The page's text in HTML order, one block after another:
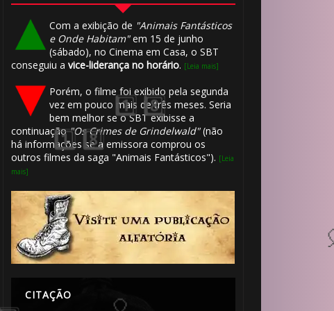
Com a exibição de "Animais Fantásticos
e Onde Habitam"em 15 de junho
(sábado), no Cinema em Casa, o SBT
conseguiu a vice-liderança no horário. [Leia mais]
Porém, o filme foi exibido pela segunda
vez em pouco mais de três meses. Seria
bem melhor se o SBT exibisse a
continuação"Os Crimes de Grindelwald"(não
há informações se a emissora comprou os
outros filmes da saga "Animais Fantásticos"). [Leia
mais]
CITAÇÃO